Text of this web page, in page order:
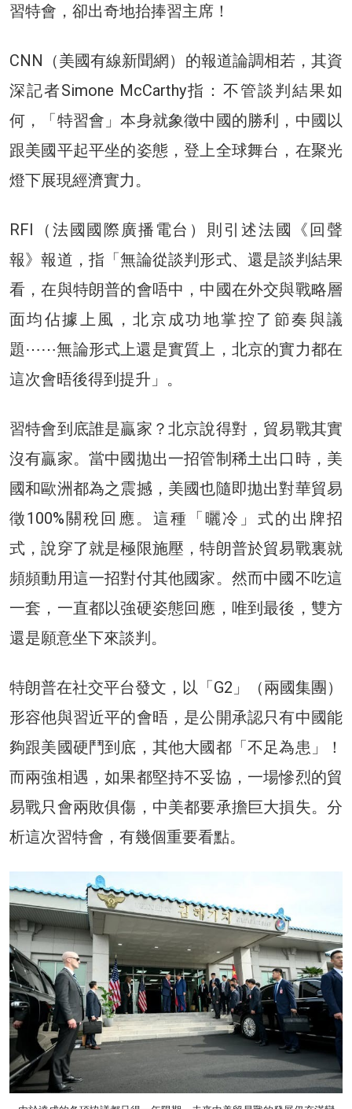
習特會，卻出奇地抬捧習主席！
CNN（美國有線新聞網）的報道論調相若，其資
深記者Simone McCarthy指：不管談判結果如
何，「特習會」本身就象徵中國的勝利，中國以
跟美國平起平坐的姿態，登上全球舞台，在聚光
燈下展現經濟實力。
RFI（法國國際廣播電台）則引述法國《回聲
報》報道，指「無論從談判形式、還是談判結果
看，在與特朗普的會唔中，中國在外交與戰略層
面均佔據上風，北京成功地掌控了節奏與議
題⋯⋯無論形式上還是實質上，北京的實力都在
這次會晤後得到提升」。
習特會到底誰是贏家？北京說得對，貿易戰其實
沒有贏家。當中國拋出一招管制稀土出口時，美
國和歐洲都為之震撼，美國也隨即拋出對華貿易
徵100%關稅回應。這種「曬冷」式的出牌招
式，說穿了就是極限施壓，特朗普於貿易戰裏就
頻頻動用這一招對付其他國家。然而中國不吃這
一套，一直都以強硬姿態回應，唯到最後，雙方
還是願意坐下來談判。
特朗普在社交平台發文，以「G2」（兩國集團）
形容他與習近平的會晤，是公開承認只有中國能
夠跟美國硬鬥到底，其他大國都「不足為患」！
而兩強相遇，如果都堅持不妥協，一場慘烈的貿
易戰只會兩敗俱傷，中美都要承擔巨大損失。分
析這次習特會，有幾個重要看點。